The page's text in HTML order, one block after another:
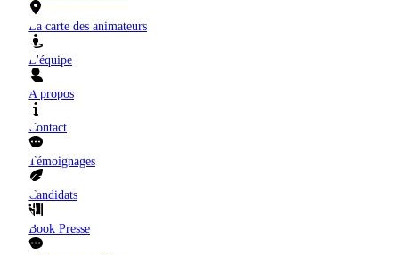
La carte des animateurs
L'équipe
A propos
Contact
Témoignages
Candidats
Book Presse